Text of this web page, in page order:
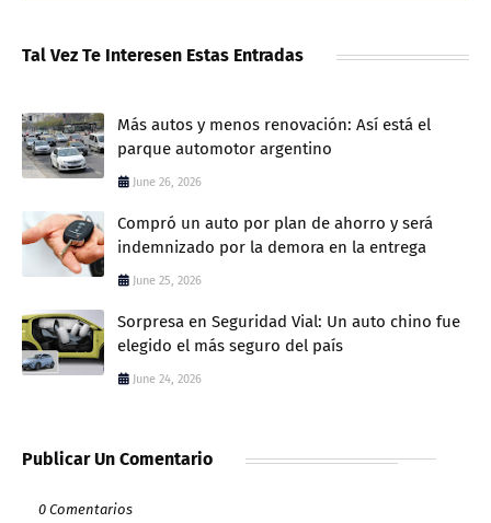
Tal Vez Te Interesen Estas Entradas
Más autos y menos renovación: Así está el
parque automotor argentino
June 26, 2026
Compró un auto por plan de ahorro y será
indemnizado por la demora en la entrega
June 25, 2026
Sorpresa en Seguridad Vial: Un auto chino fue
elegido el más seguro del país
June 24, 2026
Publicar Un Comentario
0 Comentarios